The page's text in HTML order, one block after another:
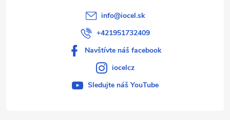
info@iocel.sk
+421951732409
Navštívte náš facebook
iocelcz
Sledujte náš YouTube